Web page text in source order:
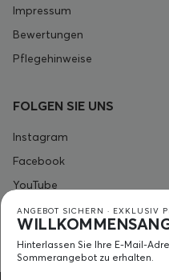
Impressum
Bewertungen
Pflegehinweise
FOLGEN SIE UNS
Instagram
Facebook
YouTube
KONTAKT
+41 7 868 887 92
ANGEBOT SICHERN · EXKLUSIV
Hinterlassen Sie Ihre E-Mail-
Sommerangebot zu erhalten.